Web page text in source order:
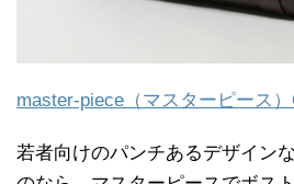
master-piece（マスターピース
若者向けのパンチあるデザイン